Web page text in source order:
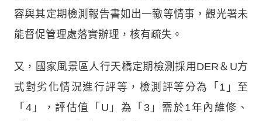
容與其定期檢測報告書如出一轍等情事，觀光署未
能督促管理處落實辦理，核有疏失。
又，國家風景區人行天橋定期檢測採用DER＆U方
式對劣化情況進行評等，檢測評等分為「1」至
「4」，評估值「U」為「3」需於1年內維修、